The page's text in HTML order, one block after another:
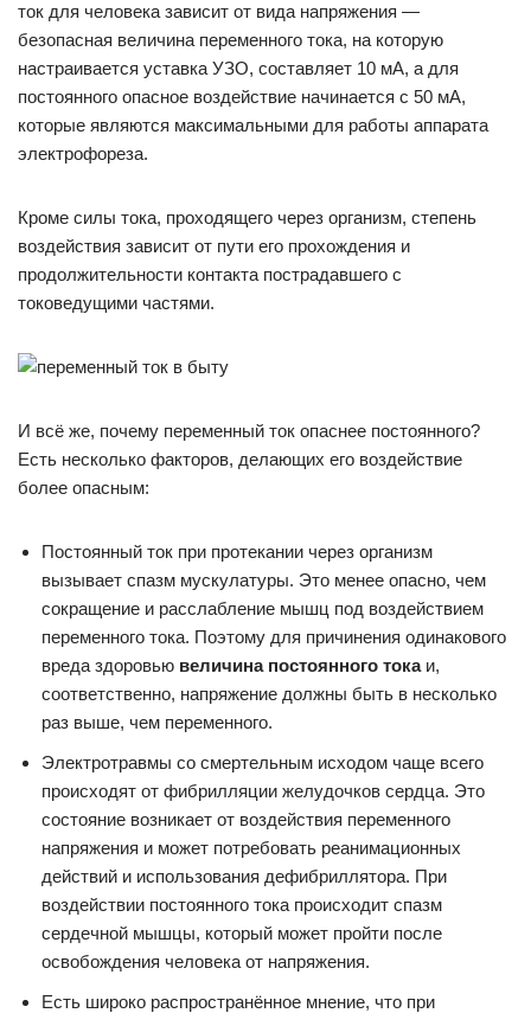
ток для человека зависит от вида напряжения —
безопасная величина переменного тока, на которую
настраивается уставка УЗО, составляет 10 мА, а для
постоянного опасное воздействие начинается с 50 мА,
которые являются максимальными для работы аппарата
электрофореза.
Кроме силы тока, проходящего через организм, степень
воздействия зависит от пути его прохождения и
продолжительности контакта пострадавшего с
токоведущими частями.
И всё же, почему переменный ток опаснее постоянного?
Есть несколько факторов, делающих его воздействие
более опасным:
Постоянный ток при протекании через организм
вызывает спазм мускулатуры. Это менее опасно, чем
сокращение и расслабление мышц под воздействием
переменного тока. Поэтому для причинения одинакового
вреда здоровью величина постоянного токаи,
соответственно, напряжение должны быть в несколько
раз выше, чем переменного.
Электротравмы со смертельным исходом чаще всего
происходят от фибрилляции желудочков сердца. Это
состояние возникает от воздействия переменного
напряжения и может потребовать реанимационных
действий и использования дефибриллятора. При
воздействии постоянного тока происходит спазм
сердечной мышцы, который может пройти после
освобождения человека от напряжения.
Есть широко распространённое мнение, что при